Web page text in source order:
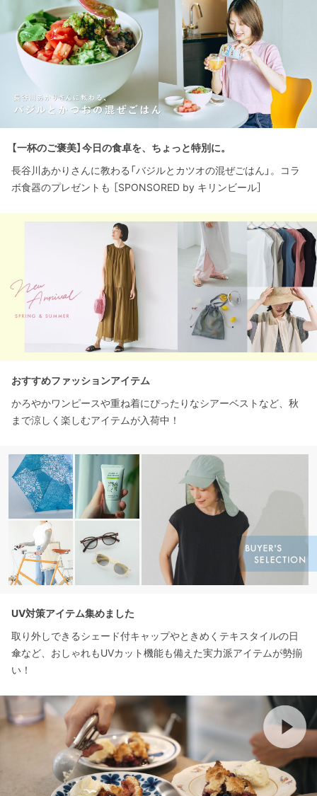
【一杯のご褒美】今日の食卓を、ちょっと特別に。
長谷川あかりさんに教わる「バジルとカツオの混ぜごはん」。コラ
ボ食器のプレゼントも ［SPONSORED by キリンビール］
おすすめファッションアイテム
かろやかワンピースや重ね着にぴったりなシアーベストなど、秋
まで涼しく楽しむアイテムが入荷中！
UV対策アイテム集めました
取り外しできるシェード付キャップやときめくテキスタイルの日
傘など、おしゃれもUVカット機能も備えた実力派アイテムが勢揃
い！